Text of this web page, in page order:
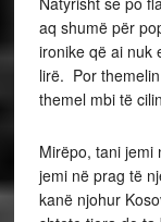
aq shumë për
ironike që ai nuk
lirë. Por
themel mbi të
Mirëpo, tani jemi
jemi në prag të
kanë njohur